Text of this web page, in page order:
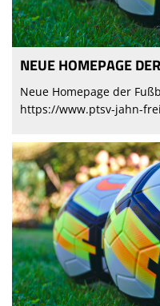
NEUE HOMEPAGE
Neue Homepage der
https://www.ptsv-jahn-